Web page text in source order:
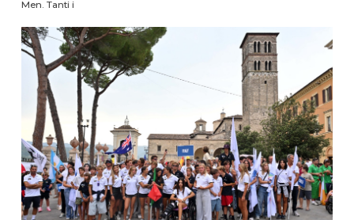
Men. Tanti i